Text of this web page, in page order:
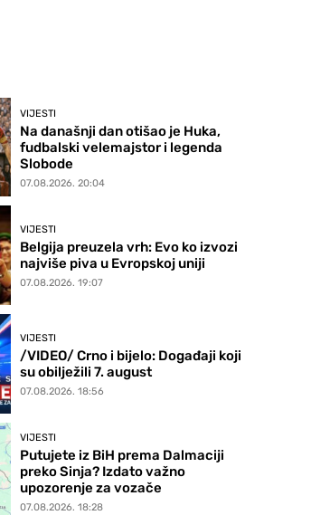
VIJESTI
Na današnji dan otišao je Huka,
fudbalski velemajstor i legenda
Slobode
07.08.2026. 20:04
VIJESTI
Belgija preuzela vrh: Evo ko izvozi
najviše piva u Evropskoj uniji
07.08.2026. 19:07
VIJESTI
/VIDEO/ Crno i bijelo: Događaji koji
su obilježili 7. august
07.08.2026. 18:56
VIJESTI
Putujete iz BiH prema Dalmaciji
preko Sinja? Izdato važno
upozorenje za vozače
07.08.2026. 18:28